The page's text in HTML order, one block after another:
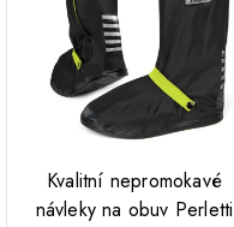
Kvalitní nepromokavé
návleky na obuv Perletti